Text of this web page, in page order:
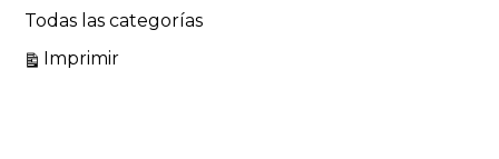
Todas las categorías
ImprimirVistas